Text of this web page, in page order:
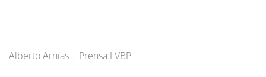
Alberto Arnías | Prensa LVBP